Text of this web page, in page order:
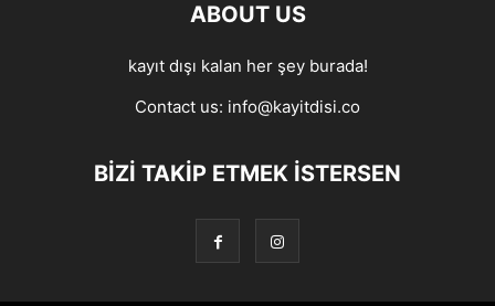
ABOUT US
kayıt dışı kalan her şey burada!
Contact us: info@kayitdisi.co
BIZI TAKIP ETMEK İSTERSEN